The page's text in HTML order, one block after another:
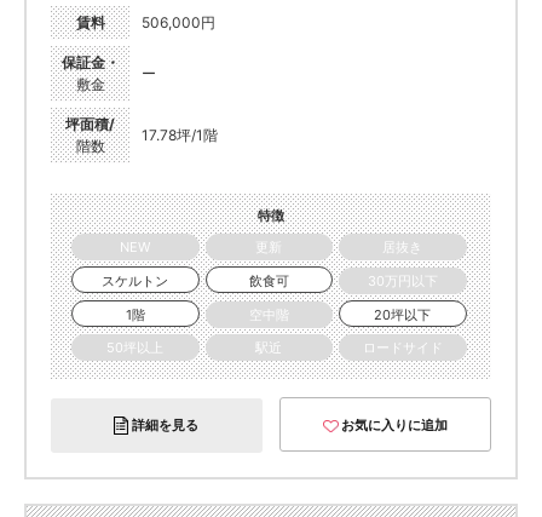
賃料 506,000円
保証金・
敷金
ー
坪面積/
階数
17.78坪/1階
特徴
NEW
更新
居抜き
スケルトン
飲食可
30万円以下
1階
空中階
20坪以下
50坪以上
駅近 ロードサイド
詳細を見る お気に入りに追加